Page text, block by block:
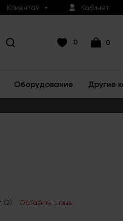
Клиентам Кабинет
0 0
Оборудование Другие
(2) Оставить отзыв